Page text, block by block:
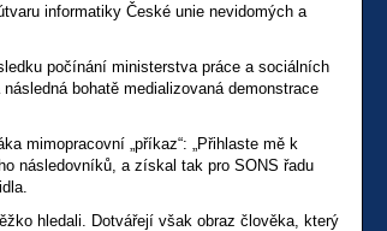
informatiky České unie nevidomých a
počínání ministerstva práce a sociálních
bohatě medializovaná demonstrace
mimopracovní „příkaz“: „Přihlaste mě k
následovníků, a získal tak pro SONS řadu
hledali. Dotvářejí však obraz člověka, který